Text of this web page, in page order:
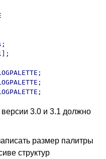
3.0 и 3.1 должно
размер палитры
структур